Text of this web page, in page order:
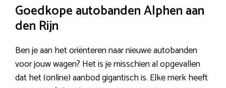
Goedkope autobanden Alphen aan
den Rijn
Ben je aan het oriënteren naar nieuwe autobanden
voor jouw wagen? Het is je misschien al opgevallen
dat het (online) aanbod gigantisch is. Elke merk heeft